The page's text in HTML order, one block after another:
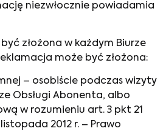
niezwłocznie powiadamia
złożona w każdym Biurze
może być złożona:
– osobiście podczas wizyty
Obsługi Abonenta, albo
w rozumieniu art. 3 pkt 21
2012 r. – Prawo